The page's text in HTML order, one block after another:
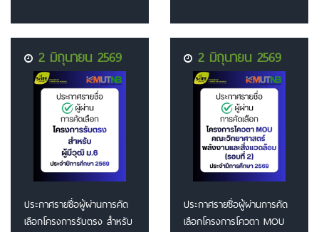
2 มิถุนายน 2569
ประกาศรายชื่อผู้ผ่านการคัด
เลือกโครงการรับตรง สำหรับ
2 มิถุนายน 2569
ประกาศรายชื่อผู้ผ่านการคัด
เลือกโครงการโควตา MOU